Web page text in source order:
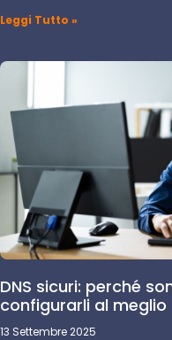
Leggi Tutto »
DNS sicuri: perché
configurarli al meglio
13 Settembre 2025